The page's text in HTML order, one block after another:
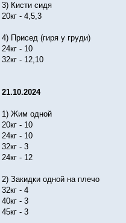
3) Кисти сидя
20кг - 4,5,3
4) Присед (гиря у груди)
24кг - 10
32кг - 12,10
21.10.2024
1) Жим одной
20кг - 10
24кг - 10
32кг - 3
24кг - 12
2) Закидки одной на плечо
32кг - 4
40кг - 3
45кг - 3